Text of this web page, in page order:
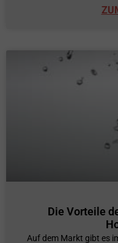
Die Vorteile
Auf dem Markt gibt es